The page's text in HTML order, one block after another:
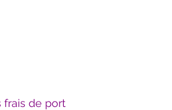
frais de port